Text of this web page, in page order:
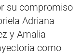
su compromiso
Adriana
y Amalia
como